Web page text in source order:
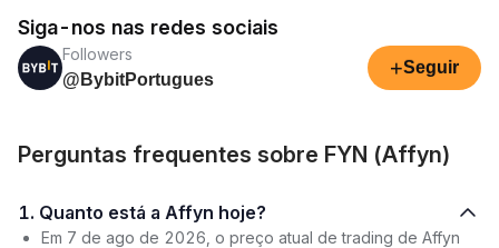
Siga-nos nas redes sociais
Followers
@BybitPortugues
+Seguir
Perguntas frequentes sobre FYN (Affyn)
1. Quanto está a Affyn hoje?
Em 7 de ago de 2026, o preço atual de trading de Affyn